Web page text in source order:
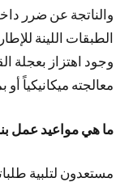
والناتجة عن ضرر
الطبقات اللينة
معالجته ميكانيكياً
ما هي مواعيد عمل
مستعدون لتلبية